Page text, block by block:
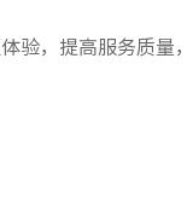
验，提高服务质量